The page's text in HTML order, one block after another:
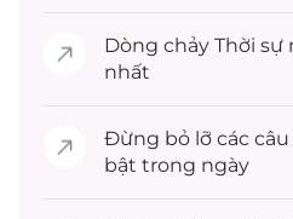
Dòng chảy Thời sự
nhất
Đừng bỏ lỡ các
bật trong ngày